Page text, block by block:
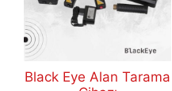
Black Eye Alan Tarama